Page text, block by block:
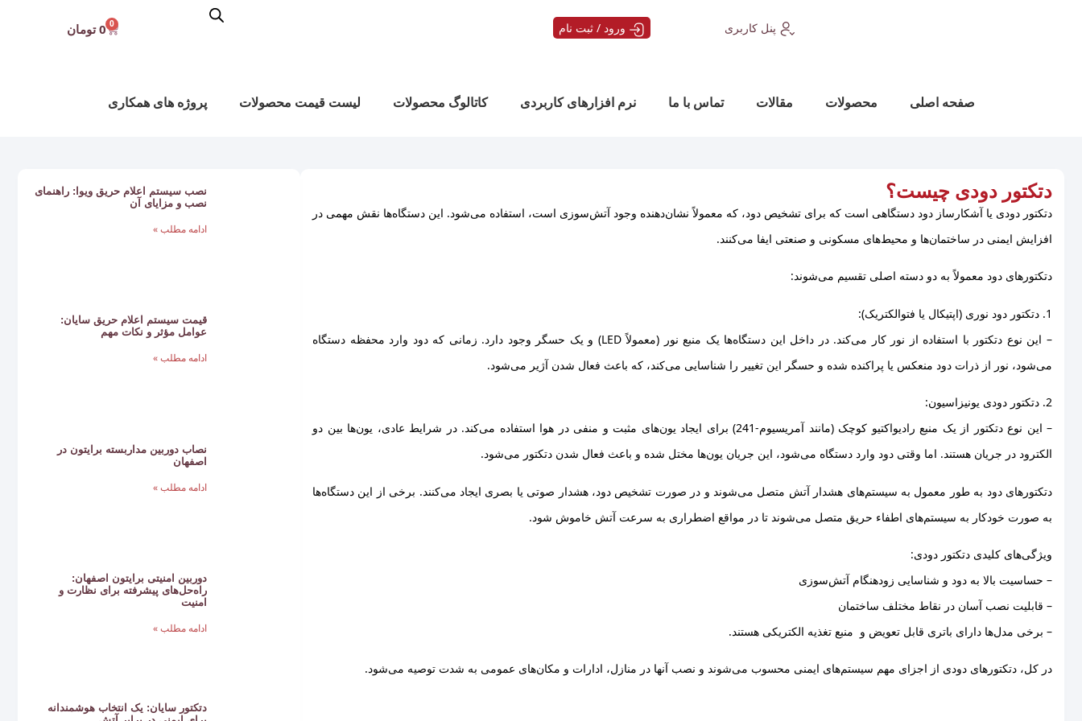
پنل کاربری ورود / ثبت نام 0 تومان 0
صفحه اصلی محصولات مقالات تماس با ما نرم افزارهای کاربردی کاتالوگ محصولات لیست قیمت محصولات پروژه های همکاری
دتکتور دودی چیست؟
دتکتور دودی یا آشکارساز دود دستگاهی است که برای تشخیص دود، که معمولاً نشان‌دهنده وجود آتش‌سوزی است، استفاده می‌شود. این دستگاه‌ها نقش مهمی در
افزایش ایمنی در ساختمان‌ها و محیط‌های مسکونی و صنعتی ایفا می‌کنند.
دتکتورهای دود معمولاً به دو دسته اصلی تقسیم می‌شوند:
1. دتکتور دود نوری (اپتیکال یا فتوالکتریک):
– این نوع دتکتور با استفاده از نور کار می‌کند. در داخل این دستگاه‌ها یک منبع نور (معمولاً LED) و یک حسگر وجود دارد. زمانی که دود وارد محفظه دستگاه
می‌شود، نور از ذرات دود منعکس یا پراکنده شده و حسگر این تغییر را شناسایی می‌کند، که باعث فعال شدن آژیر می‌شود.
2. دتکتور دودی یونیزاسیون:
– این نوع دتکتور از یک منبع رادیواکتیو کوچک (مانند آمریسیوم-241) برای ایجاد یون‌های مثبت و منفی در هوا استفاده می‌کند. در شرایط عادی، یون‌ها بین دو
الکترود در جریان هستند. اما وقتی دود وارد دستگاه می‌شود، این جریان یون‌ها مختل شده و باعث فعال شدن دتکتور می‌شود.
دتکتورهای دود به طور معمول به سیستم‌های هشدار آتش متصل می‌شوند و در صورت تشخیص دود، هشدار صوتی یا بصری ایجاد می‌کنند. برخی از این دستگاه‌ها
به صورت خودکار به سیستم‌های اطفاء حریق متصل می‌شوند تا در مواقع اضطراری به سرعت آتش خاموش شود.
ویژگی‌های کلیدی دتکتور دودی:
– حساسیت بالا به دود و شناسایی زودهنگام آتش‌سوزی
– قابلیت نصب آسان در نقاط مختلف ساختمان
– برخی مدل‌ها دارای باتری قابل تعویض و منبع تغذیه الکتریکی هستند.
در کل، دتکتورهای دودی از اجزای مهم سیستم‌های ایمنی محسوب می‌شوند و نصب آنها در منازل، ادارات و مکان‌های عمومی به شدت توصیه می‌شود.
نصب سیستم اعلام حریق ویوا: راهنمای
نصب و مزایای آن
ادامه مطلب »
قیمت سیستم اعلام حریق سایان:
عوامل مؤثر و نکات مهم
ادامه مطلب »
نصاب دوربین مداربسته برایتون در
اصفهان
ادامه مطلب »
دوربین امنیتی برایتون اصفهان:
راه‌حل‌های پیشرفته برای نظارت و
امنیت
ادامه مطلب »
دتکتور سایان: یک انتخاب هوشمندانه